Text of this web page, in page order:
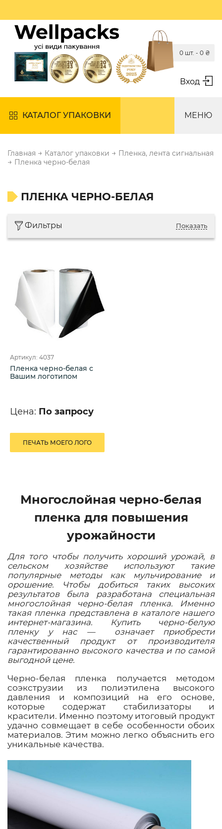
Вход
0 шт. - 0 ₴
КАТАЛОГ УПАКОВКИ МЕНЮ
Главная → Каталог упаковки → Пленка, лента сигнальная
→ Пленка черно-белая
ПЛЕНКА ЧЕРНО-БЕЛАЯ
Фильтры Показать
Артикул: 4037
Пленка черно-белая с
Вашим логотипом
Цена: По запросу
ПЕЧАТЬ МОЕГО ЛОГО
Многослойная черно-белая
пленка для повышения
урожайности
Для того чтобы получить хороший урожай, в
сельском хозяйстве используют такие
популярные методы как мульчирование и
орошение. Чтобы добиться таких высоких
результатов была разработана специальная
многослойная черно-белая пленка. Именно
такая пленка представлена в каталоге нашего
интернет-магазина. Купить черно-белую
пленку у нас — означает приобрести
качественный продукт от производителя
гарантированно высокого качества и по самой
выгодной цене.
Черно-белая пленка получается методом
соэкструзии из полиэтилена высокого
давления и композиций на его основе,
которые содержат стабилизаторы и
красители. Именно поэтому итоговый продукт
удачно совмещает в себе особенности обоих
материалов. Этим можно легко объяснить его
уникальные качества.